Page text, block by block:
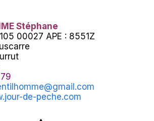
Stéphane
00027 APE : 8551Z
de-peche.com